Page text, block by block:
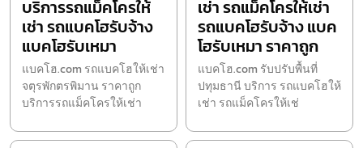
บริการรถแม็คโครให้
เช่า รถแบคโฮรับจ้าง
แบคโฮรับเหมา
แบคโฮ.com รถแบคโฮให้เช่า
จตุรพักตรพิมาน ราคาถูก
บริการรถแม็คโครให้เช่า
เช่า รถแม็คโครให้เช่า
รถแบคโฮรับจ้าง แบค
โฮรับเหมา ราคาถูก
แบคโฮ.com รับปรับพื้นที่
ปทุมธานี บริการ รถแบคโฮให้
เช่า รถแม็คโครให้เช่